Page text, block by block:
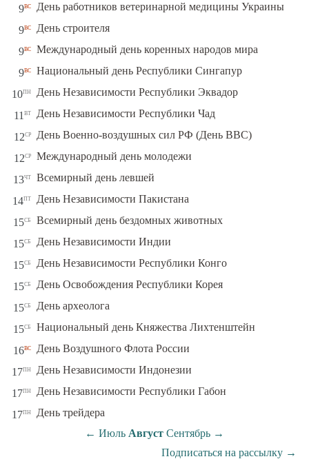
9вс День работников ветеринарной медицины Украины
9вс День строителя
9вс Международный день коренных народов мира
9вс Национальный день Республики Сингапур
10пн День Независимости Республики Эквадор
11 вт День Независимости Республики Чад
12ср День Военно-воздушных сил РФ (День ВВС)
12ср Международный день молодежи
13чт Всемирный день левшей
14пт День Независимости Пакистана
15сб Всемирный день бездомных животных
15сб День Независимости Индии
15сб День Независимости Республики Конго
15сб День Освобождения Республики Корея
15сб День археолога
15сб Национальный день Княжества Лихтенштейн
16вс День Воздушного Флота России
17пн День Независимости Индонезии
17пн День Независимости Республики Габон
17пн
День трейдера
← Июль Август Сентябрь →
Подписаться на рассылку →